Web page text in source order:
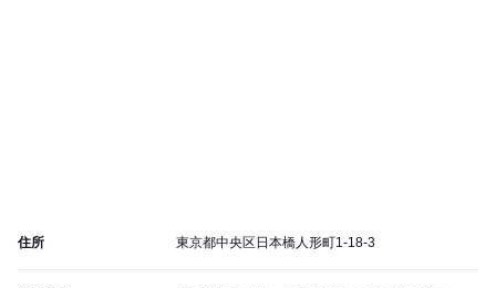
住所 東京都中央区日本橋人形町1-18-3